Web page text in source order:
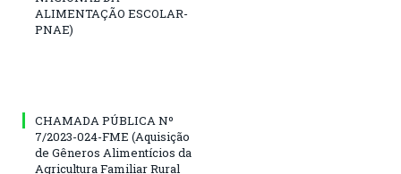
ALIMENTAÇÃO ESCOLAR-
PNAE)
CHAMADA PÚBLICA Nº
7/2023-024-FME (Aquisição
de Gêneros Alimentícios da
Agricultura Familiar Rural